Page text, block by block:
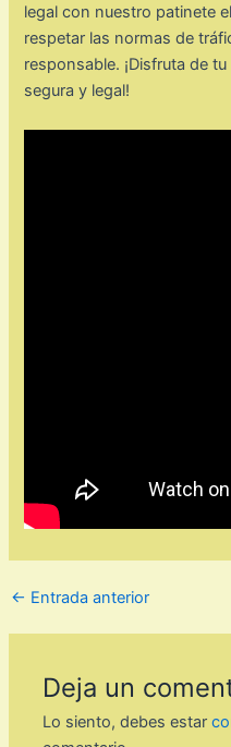
legal con nuestro patinete
respetar las normas de
responsable. ¡Disfruta de
segura y legal!
← Entrada anterior
Deja un
Lo siento, debes estar